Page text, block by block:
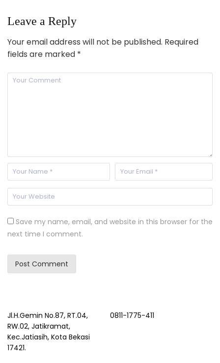
Leave a Reply
Your email address will not be published. Required
fields are marked *
Save my name, email, and website in this browser for the
next time I comment.
Jl.H.Gemin No.87, RT.04,
RW.02, Jatikramat,
Kec.Jatiasih, Kota Bekasi
17421.
0811-1775-411